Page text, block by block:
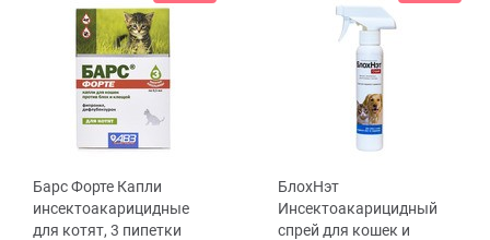
Барс Форте Капли
инсектоакарицидные
для котят, 3 пипетки
БлохНэт
Инсектоакарицидный
спрей для кошек и